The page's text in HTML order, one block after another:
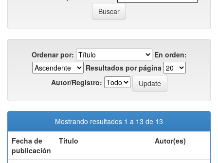
Ordenar por:
En orden:
Resultados por página
Autor/Registro:
Mostrando resultados 1 a 13 de 13
Fecha de
publicación
Título Autor(es)